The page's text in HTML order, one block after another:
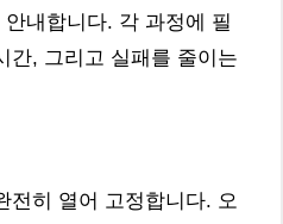
내합니다. 각 과정에 필
간, 그리고 실패를 줄이는
전히 열어 고정합니다. 오